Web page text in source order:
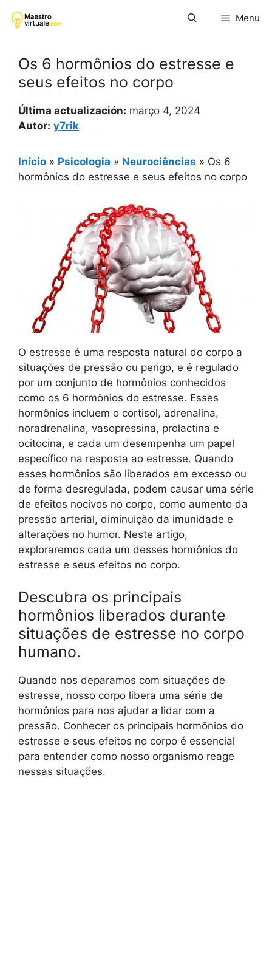
para
Menu
Os 6 hormônios do estresse e
seus efeitos no corpo
Última actualización: março 4, 2024
Autor: y7rik
Início » Psicologia » Neurociências » Os 6
hormônios do estresse e seus efeitos no corpo
O estresse é uma resposta natural do corpo a
situações de pressão ou perigo, e é regulado
por um conjunto de hormônios conhecidos
como os 6 hormônios do estresse. Esses
hormônios incluem o cortisol, adrenalina,
noradrenalina, vasopressina, prolactina e
ocitocina, e cada um desempenha um papel
específico na resposta ao estresse. Quando
esses hormônios são liberados em excesso ou
de forma desregulada, podem causar uma série
de efeitos nocivos no corpo, como aumento da
pressão arterial, diminuição da imunidade e
alterações no humor. Neste artigo,
exploraremos cada um desses hormônios do
estresse e seus efeitos no corpo.
Descubra os principais
hormônios liberados durante
situações de estresse no corpo
humano.
Quando nos deparamos com situações de
estresse, nosso corpo libera uma série de
hormônios para nos ajudar a lidar com a
pressão. Conhecer os principais hormônios do
estresse e seus efeitos no corpo é essencial
para entender como nosso organismo reage
nessas situações.